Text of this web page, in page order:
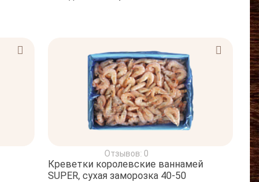
Отзывов: 0
Креветки королевские ваннамей
SUPER, сухая заморозка 40-50